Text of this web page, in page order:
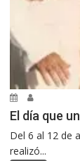
El día que
Del 6 al 12 de
realizó...